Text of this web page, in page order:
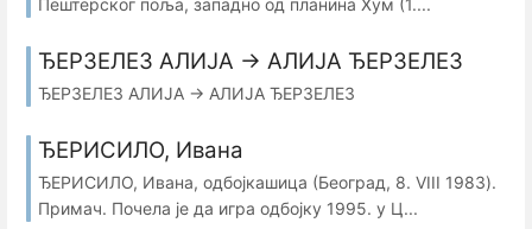
ЂЕРЗЕЛЕЗ АЛИЈА → АЛИЈА ЂЕРЗЕЛЕЗ
ЂЕРЗЕЛЕЗ АЛИЈА → АЛИЈА ЂЕРЗЕЛЕЗ
ЂЕРИСИЛО, Ивана
ЂЕРИСИЛО, Ивана, одбојкашица (Београд, 8. VIII 1983).
Примач. Почела је да игра одбојку 1995. у Ц...